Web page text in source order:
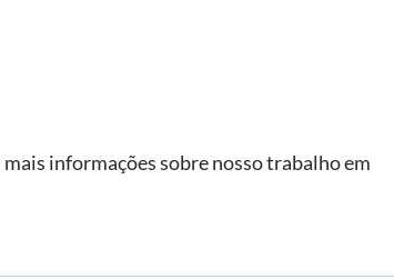
informações sobre nosso trabalho em